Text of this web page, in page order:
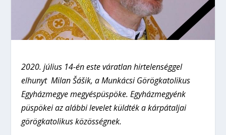
2020. július 14-én este váratlan hirtelenséggel
elhunyt Milan Šášik, a Munkácsi Görögkatolikus
Egyházmegye megyéspüspöke. Egyházmegyénk
püspökei az alábbi levelet küldték a kárpátaljai
görögkatolikus közösségnek.